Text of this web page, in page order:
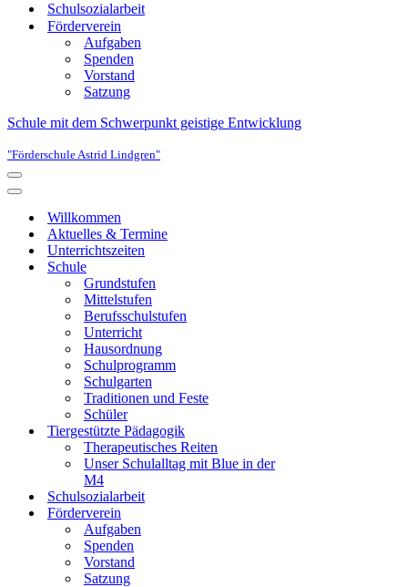
Schulsozialarbeit
Förderverein
Aufgaben
Spenden
Vorstand
Satzung
Schule mit dem Schwerpunkt geistige Entwicklung
"Förderschule Astrid Lindgren"
Navigationsmenü
Navigationsmenü
Willkommen
Aktuelles & Termine
Unterrichtszeiten
Schule
Grundstufen
Mittelstufen
Berufsschulstufen
Unterricht
Hausordnung
Schulprogramm
Schulgarten
Traditionen und Feste
Schüler
Tiergestützte Pädagogik
Therapeutisches Reiten
Unser Schulalltag mit Blue in der
M4
Schulsozialarbeit
Förderverein
Aufgaben
Spenden
Vorstand
Satzung